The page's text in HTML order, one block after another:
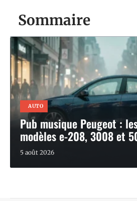
Sommaire
AUTO
Pub musique Peugeot :
modèles e-208, 3008 et
5 août 2026